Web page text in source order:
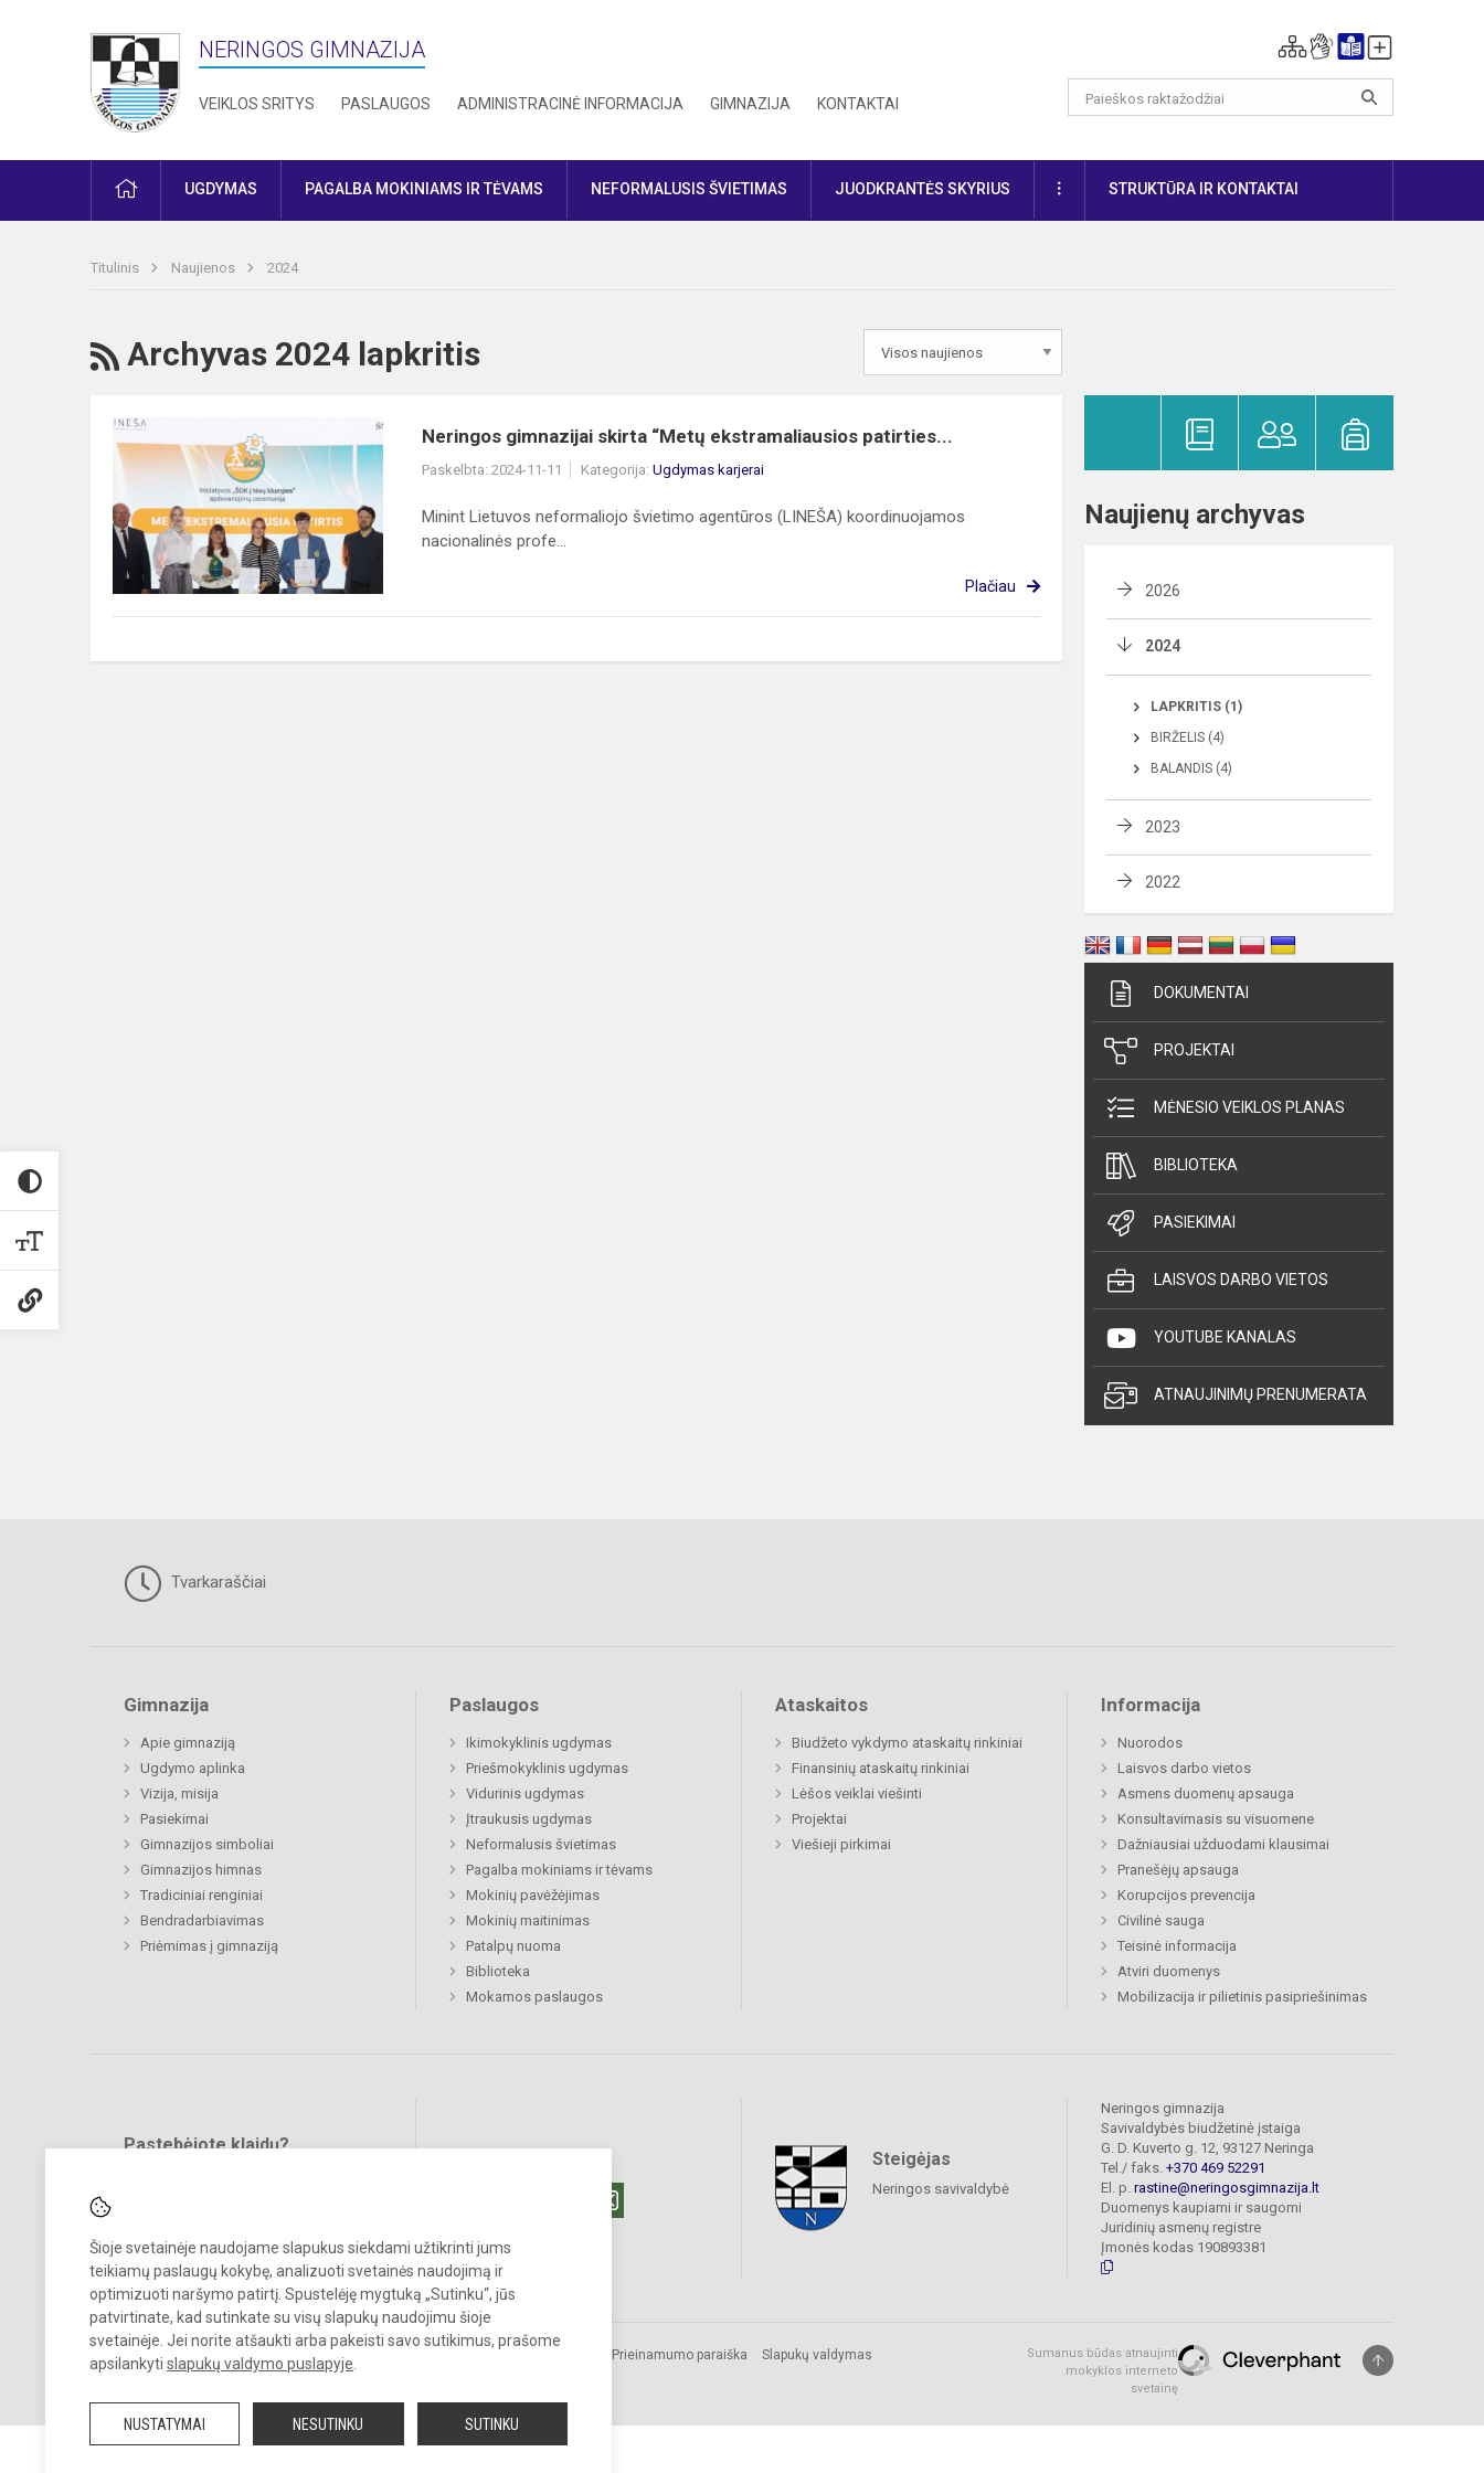
Šioje svetainėje naudojame slapukus siekdami užtikrinti jums
teikiamų paslaugų kokybę, analizuoti svetainės naudojimą ir
optimizuoti naršymo patirtį. Spustelėję mygtuką „Sutinku“, jūs
patvirtinate, kad sutinkate su visų slapukų naudojimu šioje
svetainėje. Jei norite atšaukti arba pakeisti savo sutikimus, prašome
apsilankyti slapukų valdymo puslapyje
NUSTATYMAI NESUTINKU SUTINKU
NERINGOS GIMNAZIJA
VEIKLOS SRITYS PASLAUGOS ADMINISTRACINĖ INFORMACIJA GIMNAZIJA KONTAKTAI
PRADŽIAUGDYMAS PAGALBA MOKINIAMS IR TĖVAMS NEFORMALUSIS ŠVIETIMAS JUODKRANTĖS SKYRIUS DAUGIAUSTRUKTŪRA IR KONTAKTAI
Titulinis Naujienos 2024
RSS
Archyvas 2024 lapkritis
Neringos
gimnazijai
skirta
“Metų
ekstramaliausios
patirties...
Neringos gimnazijai skirta “Metų ekstramaliausios patirties...
Paskelbta: 2024-11-11 Kategorija: Ugdymas karjerai
Minint Lietuvos neformaliojo švietimo agentūros (LINEŠA) koordinuojamos
nacionalinės profe...
Plačiau
Naujienų archyvas
2026
2024
LAPKRITIS (1)
BIRŽELIS (4)
BALANDIS (4)
2023
2022
DOKUMENTAI
PROJEKTAI
MĖNESIO VEIKLOS PLANAS
BIBLIOTEKA
PASIEKIMAI
LAISVOS DARBO VIETOS
YOUTUBE KANALAS
ATNAUJINIMŲ PRENUMERATA
Tvarkaraščiai
Gimnazija
Apie gimnaziją
Ugdymo aplinka
Vizija, misija
Pasiekimai
Gimnazijos simboliai
Gimnazijos himnas
Tradiciniai renginiai
Bendradarbiavimas
Priėmimas į gimnaziją
Paslaugos
Ikimokyklinis ugdymas
Priešmokyklinis ugdymas
Vidurinis ugdymas
Įtraukusis ugdymas
Neformalusis švietimas
Pagalba mokiniams ir tėvams
Mokinių pavėžėjimas
Mokinių maitinimas
Patalpų nuoma
Biblioteka
Mokamos paslaugos
Ataskaitos
Biudžeto vykdymo ataskaitų rinkiniai
Finansinių ataskaitų rinkiniai
Lėšos veiklai viešinti
Projektai
Viešieji pirkimai
Informacija
Nuorodos
Laisvos darbo vietos
Asmens duomenų apsauga
Konsultavimasis su visuomene
Dažniausiai užduodami klausimai
Pranešėjų apsauga
Korupcijos prevencija
Civilinė sauga
Teisinė informacija
Atviri duomenys
Mobilizacija ir pilietinis pasipriešinimas
Pastebėjote klaidų?
Steigėjas
Neringos savivaldybė
Neringos gimnazija
Savivaldybės biudžetinė įstaiga
G. D. Kuverto g. 12, 93127 Neringa
Tel./ faks. +370 469 52291
El. p. rastine@neringosgimnazija.lt
Duomenys kaupiami ir saugomi
Juridinių asmenų registre
Įmonės kodas 190893381
© 2026. Neringos gimnazija. Visos teisės saugomos.
Kopijuoti turinį be raštiško įstaigos administracijos sutikimo griežtai
Prieinamumo paraiška Slapukų valdymas
Sumanus būdas atnaujinti
mokyklos interneto
svetainę